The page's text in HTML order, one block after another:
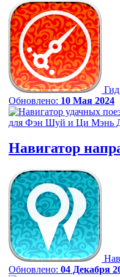
Обновлено: 10 Мая 2024
Навигатор
Обновлено: 04 Декабря